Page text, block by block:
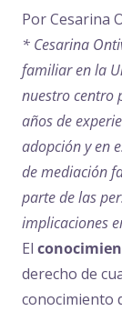
Por Cesarina
* Cesarina
familiar en la
nuestro centro
años de
adopción y en
de mediación
parte de las
implicaciones
El
derecho de
conocimiento